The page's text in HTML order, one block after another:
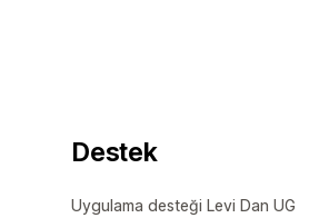
Destek
Uygulama desteği Levi Dan UG